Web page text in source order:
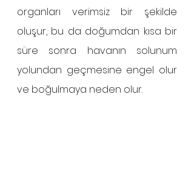
organları verimsiz bir şekilde
oluşur, bu da doğumdan kısa bir
süre sonra havanın solunum
yolundan geçmesine engel olur
ve boğulmaya neden olur.